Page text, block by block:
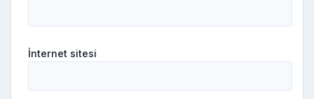
İnternet sitesi